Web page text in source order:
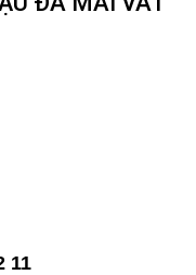
11